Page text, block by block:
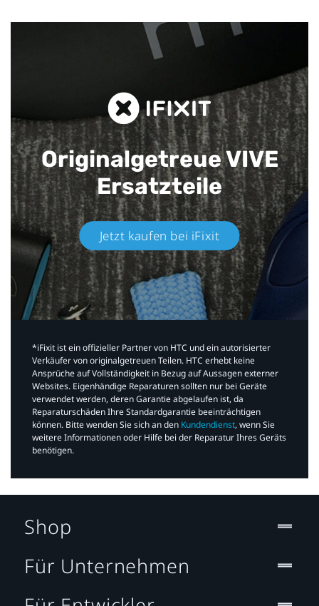
Originalgetreue VIVE
Ersatzteile
Jetzt kaufen bei iFixit​
*iFixit ist ein offizieller Partner von HTC und ein autorisierter
Verkäufer von originalgetreuen Teilen. HTC erhebt keine
Ansprüche auf Vollständigkeit in Bezug auf Aussagen externer
Websites. Eigenhändige Reparaturen sollten nur bei Geräte
verwendet werden, deren Garantie abgelaufen ist, da
Reparaturschäden Ihre Standardgarantie beeinträchtigen
können. Bitte wenden Sie sich an den Kundendienst, wenn Sie
weitere Informationen oder Hilfe bei der Reparatur Ihres Geräts
benötigen.​
Shop
Für Unternehmen